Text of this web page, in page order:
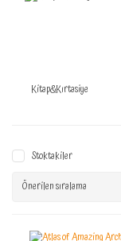
Kitap&Kırtasiye
Stoktakiler